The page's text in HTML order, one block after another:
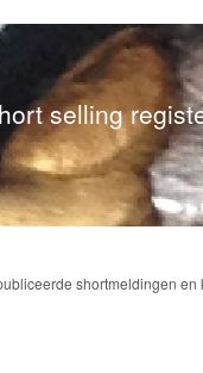
selling
shortmeldingen